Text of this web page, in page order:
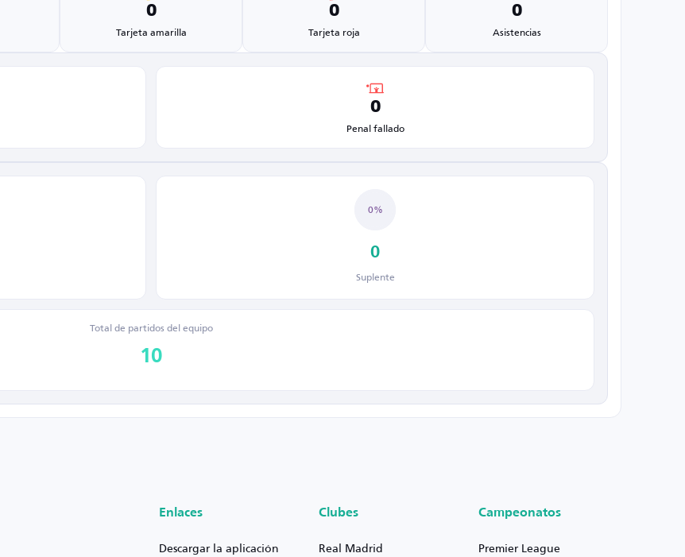
0
Tarjeta amarilla
0
Tarjeta roja
0
Asistencias
0
Penal fallado
0%
0
Suplente
Total de partidos del equipo
10
Enlaces
Descargar la aplicación
Clubes
Real Madrid
Campeonatos
Premier League